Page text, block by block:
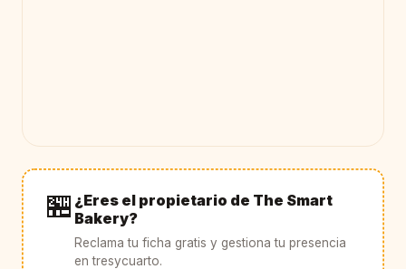
🏪 ¿Eres el propietario de The Smart
Bakery?
Reclama tu ficha gratis y gestiona tu presencia
en tresycuarto.